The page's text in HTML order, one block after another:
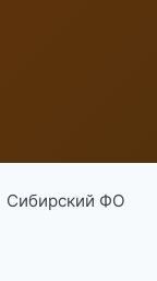
Сибирский ФО